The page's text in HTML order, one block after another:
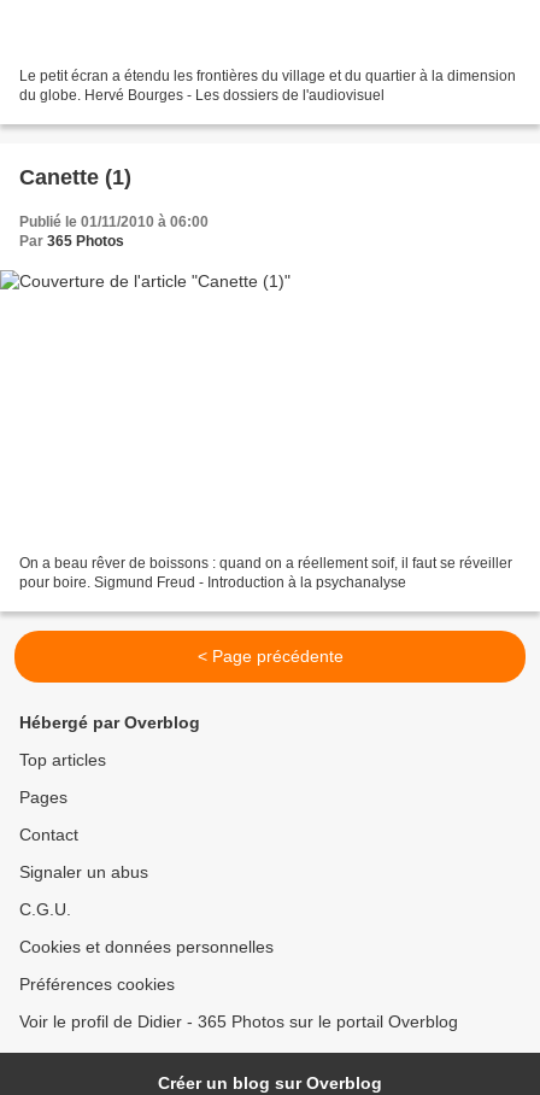
Le petit écran a étendu les frontières du village et du quartier à la dimension
du globe. Hervé Bourges - Les dossiers de l'audiovisuel
Canette (1)
Publié le 01/11/2010 à 06:00
Par 365 Photos
On a beau rêver de boissons : quand on a réellement soif, il faut se réveiller
pour boire. Sigmund Freud - Introduction à la psychanalyse
< Page précédente
Hébergé par Overblog
Top articles
Pages
Contact
Signaler un abus
C.G.U.
Cookies et données personnelles
Préférences cookies
Voir le profil de Didier - 365 Photos sur le portail Overblog
Créer un blog sur Overblog